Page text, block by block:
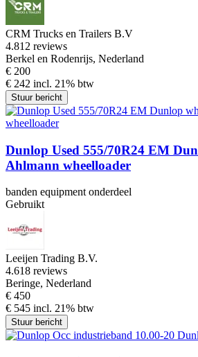
CRM Trucks en Trailers B.V
4.812 reviews
Berkel en Rodenrijs, Nederland
€ 200
€ 242 incl. 21% btw
Stuur bericht
Dunlop Used 555/70R24 EM
Ahlmann wheelloader
banden equipment onderdeel
Gebruikt
Leeijen Trading B.V.
4.618 reviews
Beringe, Nederland
€ 450
€ 545 incl. 21% btw
Stuur bericht